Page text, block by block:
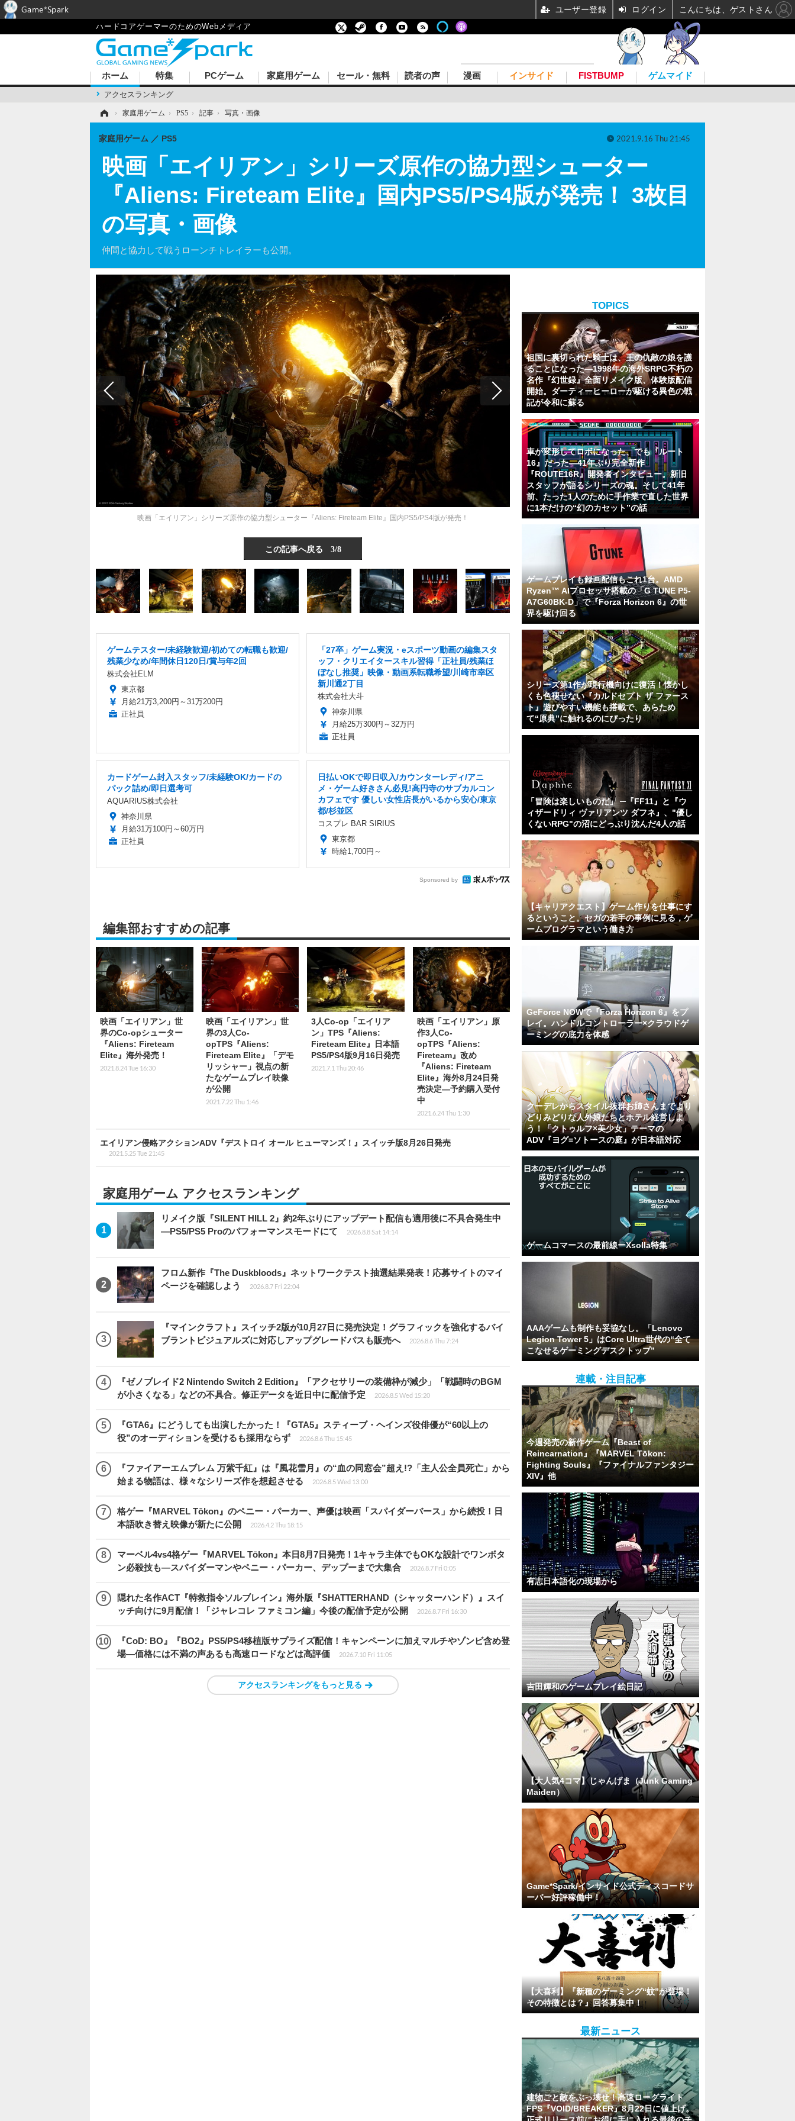
ハードコアゲーマーのためのWebメディア
ホーム
アクセスランキング
特集 PCゲーム 家庭用ゲーム セール・無料 読者の声 漫画 インサイド FISTBUMP ゲムマイド
› 家庭用ゲーム › PS5 › 記事 › 写真・画像
映画「エイリアン」シリーズ原作の協力型シューター
『Aliens: Fireteam Elite』国内PS5/PS4版が発売！ 3枚目
の写真・画像
仲間と協力して戦うローンチトレイラーも公開。
家庭用ゲーム PS5 2021.9.16 Thu 21:45
映画「エイリアン」シリーズ原作の協力型シューター『Aliens: Fireteam Elite』国内PS5/PS4版が発売！
この記事へ戻る 3/8
ゲームテスター/未経験歓迎/初めての転職も歓迎/
残業少なめ/年間休日120日/賞与年2回
株式会社ELM
東京都
月給21万3,200円～31万200円
正社員
「27卒」ゲーム実況・eスポーツ動画の編集スタ
ッフ・クリエイタースキル習得「正社員/残業ほ
ぼなし推奨」映像・動画系転職希望/川崎市幸区
新川通2丁目
株式会社大斗
神奈川県
月給25万300円～32万円
正社員
カードゲーム封入スタッフ/未経験OK/カードの
パック詰め/即日選考可
AQUARIUS株式会社
神奈川県
月給31万100円～60万円
正社員
日払いOKで即日収入/カウンターレディ/アニ
メ・ゲーム好きさん必見!高円寺のサブカルコン
カフェです 優しい女性店長がいるから安心/東京
都/杉並区
コスプレ BAR SIRIUS
東京都
時給1,700円～
Sponsored by
編集部おすすめの記事
映画「エイリアン」世
界のCo-opシューター
『Aliens: Fireteam
Elite』海外発売！
2021.8.24 Tue 16:30
映画「エイリアン」世
界の3人Co-
opTPS『Aliens:
Fireteam Elite』「デモ
リッシャー」視点の新
たなゲームプレイ映像
が公開
2021.7.22 Thu 1:46
3人Co-op「エイリア
ン」TPS『Aliens:
Fireteam Elite』日本語
PS5/PS4版9月16日発売
2021.7.1 Thu 20:46
映画「エイリアン」原
作3人Co-
opTPS『Aliens:
Fireteam』改め
『Aliens: Fireteam
Elite』海外8月24日発
売決定―予約購入受付
中
2021.6.24 Thu 1:30
エイリアン侵略アクションADV『デストロイ オール ヒューマンズ！』スイッチ版8月26日発売
2021.5.25 Tue 21:45
家庭用ゲーム アクセスランキング
リメイク版『SILENT HILL 2』約2年ぶりにアップデート配信も適用後に不具合発生中
―PS5/PS5 Proのパフォーマンスモードにて
2026.8.8 Sat 14:14
フロム新作『The Duskbloods』ネットワークテスト抽選結果発表！応募サイトのマイ
ページを確認しよう
2026.8.7 Fri 22:04
『マインクラフト』スイッチ2版が10月27日に発売決定！グラフィックを強化するバイ
ブラントビジュアルズに対応しアップグレードパスも販売へ
2026.8.6 Thu 7:24
『ゼノブレイド2 Nintendo Switch 2 Edition』「アクセサリーの装備枠が減少」「戦闘時のBGM
が小さくなる」などの不具合。修正データを近日中に配信予定
2026.8.5 Wed 15:20
『GTA6』にどうしても出演したかった！『GTA5』スティーブ・ヘインズ役俳優が“60以上の
役”のオーディションを受けるも採用ならず
2026.8.6 Thu 15:45
『ファイアーエムブレム 万紫千紅』は『風花雪月』の“血の同窓会”超え!?「主人公全員死亡」から
始まる物語は、様々なシリーズ作を想起させる
2026.8.5 Wed 13:00
格ゲー『MARVEL Tōkon』のペニー・パーカー、声優は映画「スパイダーバース」から続投！日
本語吹き替え映像が新たに公開
2026.4.2 Thu 18:15
マーベル4vs4格ゲー『MARVEL Tōkon』本日8月7日発売！1キャラ主体でもOKな設計でワンボタ
ン必殺技も―スパイダーマンやペニー・パーカー、デップーまで大集合
2026.8.7 Fri 0:05
隠れた名作ACT『特救指令ソルブレイン』海外版『SHATTERHAND（シャッターハンド）』スイ
ッチ向けに9月配信！「ジャレコレ ファミコン編」今後の配信予定が公開
2026.8.7 Fri 16:30
『CoD: BO』『BO2』PS5/PS4移植版サプライズ配信！キャンペーンに加えマルチやゾンビ含め登
場―価格には不満の声あるも高速ロードなどは高評価
2026.7.10 Fri 11:05
アクセスランキングをもっと見る
TOPICS
祖国に裏切られた騎士は、王の仇敵の娘を護
ることになった―1998年の海外SRPG不朽の
名作『幻世録』全面リメイク版、体験版配信
開始。ダーティーヒーローが駆ける異色の戦
記が令和に蘇る
車が変形してロボになった、でも『ルート
16』だった―41年ぶり完全新作
『ROUTE16R』開発者インタビュー。新旧
スタッフが語るシリーズの魂。そして41年
前、たった1人のために手作業で直した世界
に1本だけの“幻のカセット”の話
ゲームプレイも録画配信もこれ1台。AMD
Ryzen™ AIプロセッサ搭載の「G TUNE P5-
A7G60BK-D」で『Forza Horizon 6』の世
界を駆け回る
シリーズ第1作が現行機向けに復活！懐かし
くも色褪せない『カルドセプト ザ ファース
ト』遊びやすい機能も搭載で、あらため
て“原典”に触れるのにぴったり
「冒険は楽しいものだ」 ─『FF11』と『ウ
ィザードリィ ヴァリアンツ ダフネ』、"優し
くないRPG"の沼にどっぷり沈んだ4人の話
【キャリアクエスト】ゲーム作りを仕事にす
るということ。セガの若手の事例に見る，ゲ
ームプログラマという働き方
GeForce NOWで『Forza Horizon 6』をプ
レイ。ハンドルコントローラー×クラウドゲ
ーミングの底力を体感
クーデレからスタイル抜群お姉さんまでより
どりみどりな人外娘たちとホテル経営しよ
う！「クトゥルフ×美少女」テーマの
ADV『ヨグ=ソトースの庭』が日本語対応
ゲームコマースの最前線ーXsolla特集
AAAゲームも制作も妥協なし。「Lenovo
Legion Tower 5」はCore Ultra世代の“全て
こなせるゲーミングデスクトップ”
連載・注目記事
今週発売の新作ゲーム『Beast of
Reincarnation』『MARVEL Tōkon:
Fighting Souls』『ファイナルファンタジー
XIV』他
有志日本語化の現場から
吉田輝和のゲームプレイ絵日記
【大人気4コマ】じゃんげま（Junk Gaming
Maiden）
Game*Spark/インサイド公式ディスコードサ
ーバー好評稼働中！
【大喜利】『新種のゲーミング“蚊”が登場！
その特徴とは？』回答募集中！
最新ニュース
建物ごと敵をぶっ壊せ！高速ローグライト
FPS『VOID/BREAKER』8月22日に値上げ。
Game*Spark ユーザー登録 ログイン こんにちは、ゲストさん